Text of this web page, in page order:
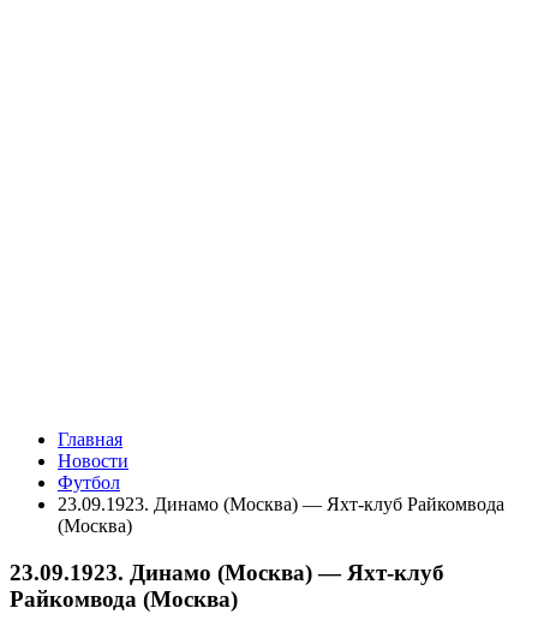
Главная
Новости
Футбол
23.09.1923. Динамо (Москва) — Яхт-клуб Райкомвода
(Москва)
23.09.1923. Динамо (Москва) — Яхт-клуб
Райкомвода (Москва)